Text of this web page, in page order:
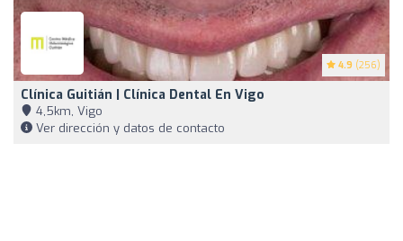
4.9 (256)
Clínica Guitián | Clínica Dental En Vigo
4,5km, Vigo
Ver dirección y datos de contacto